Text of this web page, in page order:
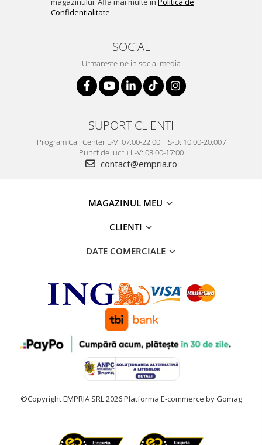
Confidentialitate
SOCIAL
Urmareste-ne in social media
SUPORT CLIENTI
Program Call Center L-V: 07:00-22:00 | S-D: 10:00-20:00 /
Punct de lucru L-V: 08:00-17:00
contact@empria.ro
MAGAZINUL MEU
CLIENTI
DATE COMERCIALE
©Copyright EMPRIA SRL 2026Platforma E-commerce by Gomag